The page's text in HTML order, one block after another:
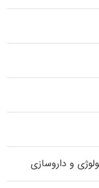
و داروسازی